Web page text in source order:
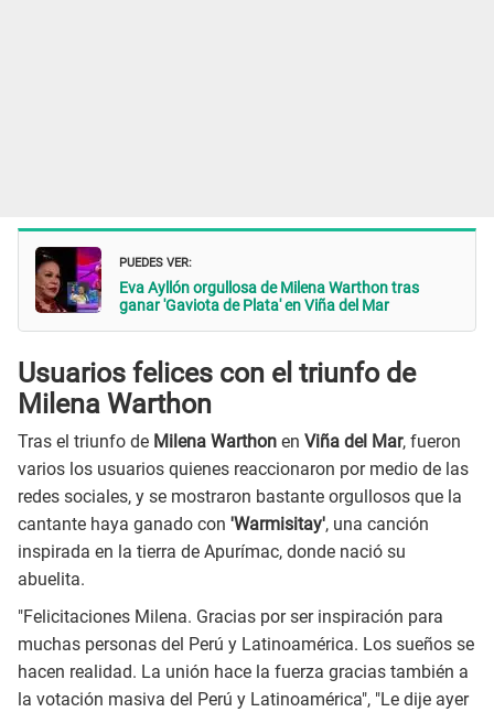
PUEDES VER:
Eva Ayllón orgullosa de Milena Warthon tras
ganar 'Gaviota de Plata' en Viña del Mar
Usuarios felices con el triunfo de
Milena Warthon
Tras el triunfo de Milena Warthon en Viña del Mar, fueron
varios los usuarios quienes reaccionaron por medio de las
redes sociales, y se mostraron bastante orgullosos que la
cantante haya ganado con 'Warmisitay', una canción
inspirada en la tierra de Apurímac, donde nació su
abuelita.
"Felicitaciones Milena. Gracias por ser inspiración para
muchas personas del Perú y Latinoamérica. Los sueños se
hacen realidad. La unión hace la fuerza gracias también a
la votación masiva del Perú y Latinoamérica", "Le dije ayer